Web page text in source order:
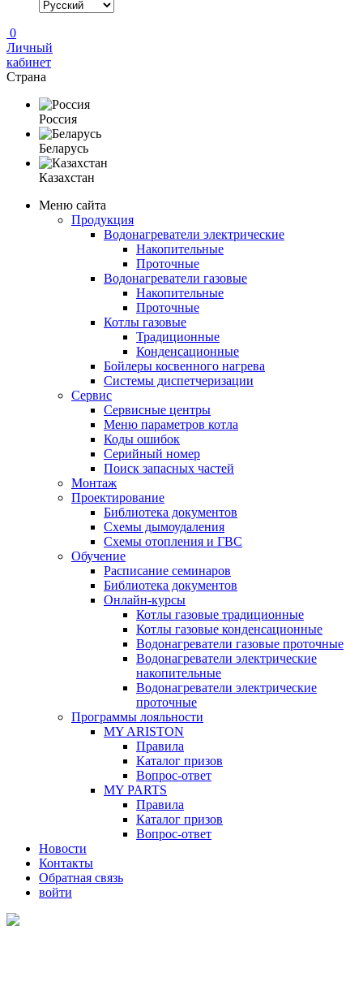
0
Личный
кабинет
Страна
Россия
Беларусь
Казахстан
Меню сайта
Продукция
Водонагреватели электрические
Накопительные
Проточные
Водонагреватели газовые
Накопительные
Проточные
Котлы газовые
Традиционные
Конденсационные
Бойлеры косвенного нагрева
Системы диспетчеризации
Сервис
Сервисные центры
Меню параметров котла
Коды ошибок
Серийный номер
Поиск запасных частей
Монтаж
Проектирование
Библиотека документов
Схемы дымоудаления
Схемы отопления и ГВС
Обучение
Расписание семинаров
Библиотека документов
Онлайн-курсы
Котлы газовые традиционные
Котлы газовые конденсационные
Водонагреватели газовые проточные
Водонагреватели электрические
накопительные
Водонагреватели электрические
проточные
Программы лояльности
MY ARISTON
Правила
Каталог призов
Вопрос-ответ
MY PARTS
Правила
Каталог призов
Вопрос-ответ
Новости
Контакты
Обратная связь
войти